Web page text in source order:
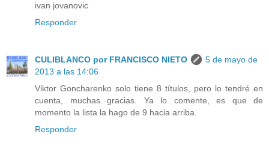
ivan jovanovic
Responder
CULIBLANCO por FRANCISCO NIETO
5 de mayo de
2013 a las 14:06
Viktor Goncharenko solo tiene 8 títulos, pero lo tendré en
cuenta, muchas gracias. Ya lo comente, es que de
momento la lista la hago de 9 hacia arriba.
Responder